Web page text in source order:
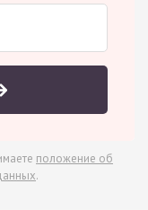
положение об
.